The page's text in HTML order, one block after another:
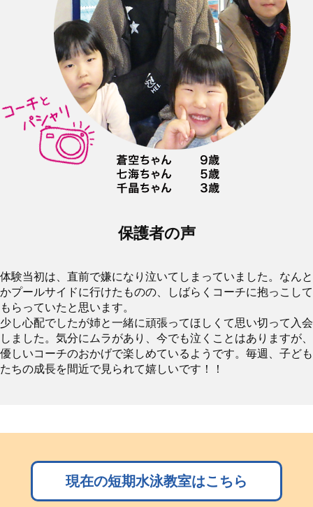
保護者の声
体験当初は、直前で嫌になり泣いてしまっていました。なんと
かプールサイドに行けたものの、しばらくコーチに抱っこして
もらっていたと思います。
少し心配でしたが姉と一緒に頑張ってほしくて思い切って入会
しました。気分にムラがあり、今でも泣くことはありますが、
優しいコーチのおかげで楽しめているようです。毎週、子ども
たちの成長を間近で見られて嬉しいです！！
現在の短期水泳教室はこちら